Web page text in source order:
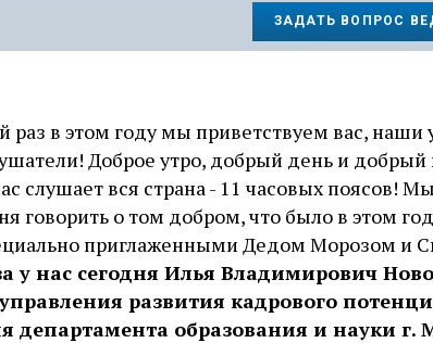
ЗАДАТЬ ВОПРОС
раз в этом году мы приветствуем вас,
Доброе утро, добрый день и добрый
слушает вся страна - 11 часовых поясов!
говорить о том добром, что было в этом
приглаженными Дедом Морозом и
у нас сегодня Илья Владимирович
развития кадрового
департамента образования и науки г.